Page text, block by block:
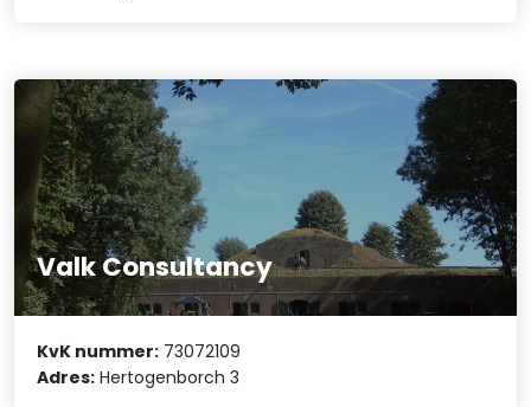
Valk Consultancy
KvK nummer: 73072109
Adres: Hertogenborch 3